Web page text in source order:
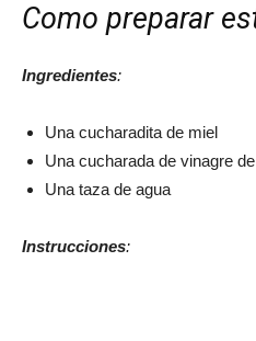
Como preparar
Ingredientes:
Una cucharadita de miel
Una cucharada de vinagre
Una taza de agua
Instrucciones: